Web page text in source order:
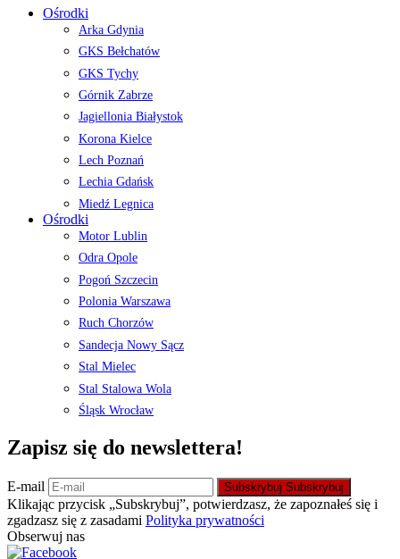
Ośrodki
Arka Gdynia
GKS Bełchatów
GKS Tychy
Górnik Zabrze
Jagiellonia Białystok
Korona Kielce
Lech Poznań
Lechia Gdańsk
Miedź Legnica
Ośrodki
Motor Lublin
Odra Opole
Pogoń Szczecin
Polonia Warszawa
Ruch Chorzów
Sandecja Nowy Sącz
Stal Mielec
Stal Stalowa Wola
Śląsk Wrocław
Zapisz się do newslettera!
E-mail Subskrybuj Subskrybuj
Klikając przycisk „Subskrybuj”, potwierdzasz, że zapoznałeś się i
zgadzasz się z zasadami Polityka prywatności
Obserwuj nas